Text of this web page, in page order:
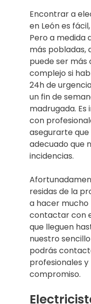
Encontrar a
en León es
Pero a medida
más pobladas,
puede ser más
complejo si
24h de
un fin de
madrugada.
con
asegurarte
adecuado que
incidencias.
residas de la
a hacer
contactar con
que lleguen
nuestro
podrás
profesionales
compromiso.